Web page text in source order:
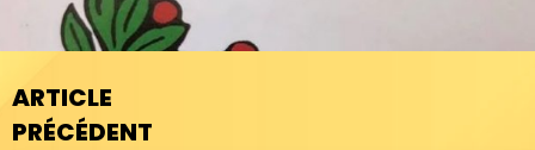
ARTICLE
PRÉCÉDENT